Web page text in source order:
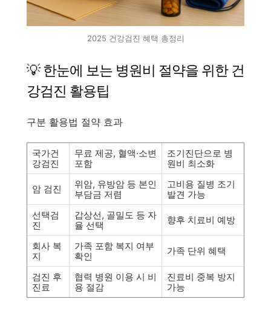
2025 건강검진 혜택 총정리
💡 한눈에 보는 병원비 절약을 위한 건
강검진 활용팁
구분 활용법 절약 효과
국가건
강검진
무료 제공, 혈액·소변
포함
조기진단으로 병
원비 최소화
암 검진
위암, 유방암 등 본인
부담금 저렴
고비용 질병 조기
발견 가능
선택검
진
갑상선, 골밀도 등 자
율 선택
향후 치료비 예방
회사 복
지
가족 포함 복지 여부
확인
가족 단위 혜택
검진 후
진료
협력 병원 이용 시 비
용 절감
진료비 중복 방지
가능